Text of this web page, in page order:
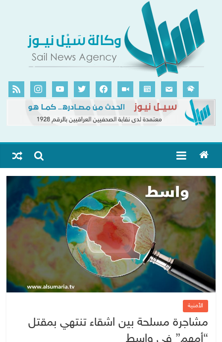
الأمنية
مشاجرة مسلحة بين اشقاء تنتهي بمقتل
“أمهم” في واسط